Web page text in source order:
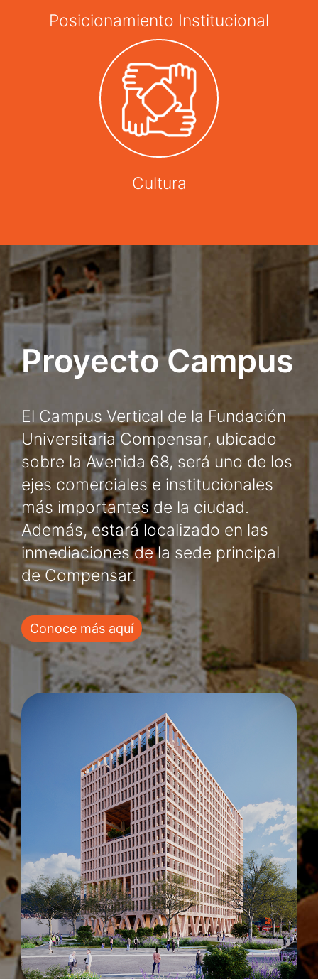
Posicionamiento Institucional
Cultura
Proyecto Campus
El Campus Vertical de la Fundación
Universitaria Compensar, ubicado
sobre la Avenida 68, será uno de los
ejes comerciales e institucionales
más importantes de la ciudad.
Además, estará localizado en las
inmediaciones de la sede principal
de Compensar.
Conoce más aquí